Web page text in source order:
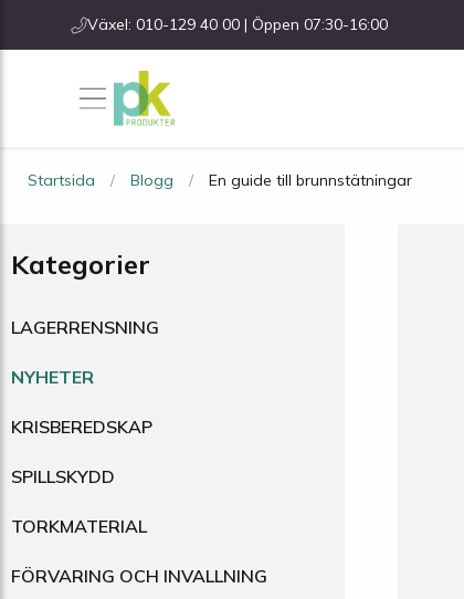
Växel: 010-129 40 00 | Öppen 07:30-16:00
Startsida Blogg En guide till brunnstätningar
Kategorier
LAGERRENSNING
NYHETER
KRISBEREDSKAP
SPILLSKYDD
TORKMATERIAL
FÖRVARING OCH INVALLNING